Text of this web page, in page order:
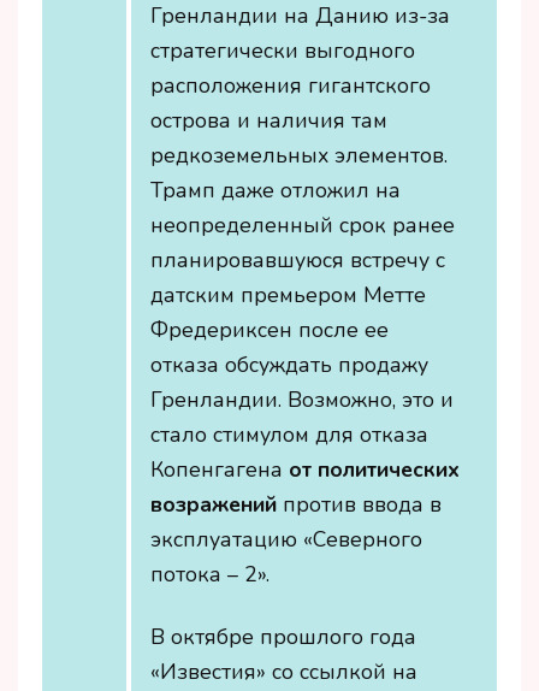
Гренландии на Данию из-за
стратегически выгодного
расположения гигантского
острова и наличия там
редкоземельных элементов.
Трамп даже отложил на
неопределенный срок ранее
планировавшуюся встречу с
датским премьером Метте
Фредериксен после ее
отказа обсуждать продажу
Гренландии. Возможно, это и
стало стимулом для отказа
Копенгагена от политических
возражений против ввода в
эксплуатацию «Северного
потока – 2».
В октябре прошлого года
«Известия» со ссылкой на